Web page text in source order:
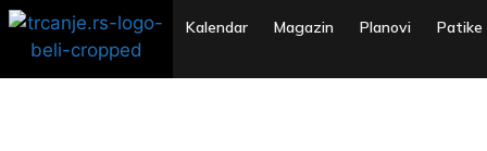
Kalendar Magazin Planovi Patike